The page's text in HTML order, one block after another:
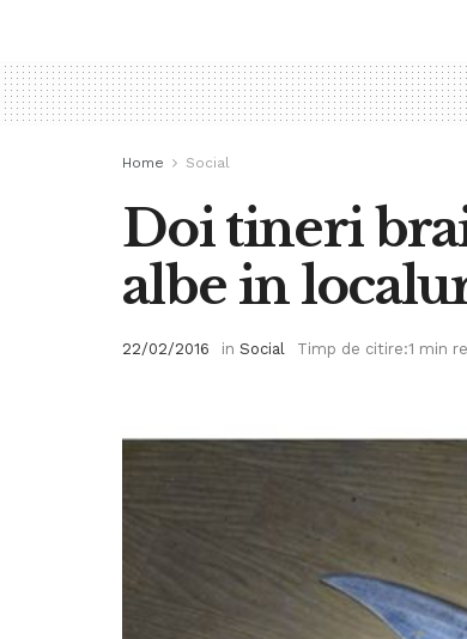
Home Social
Doi tineri
albe in
22/02/2016 in Social Timp de citire:1 min